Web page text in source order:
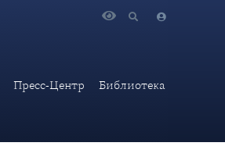
Пресс-Центр Библиотека